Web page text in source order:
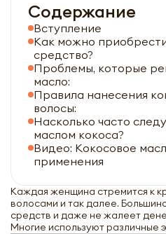
Каждая женщина стремится к
волосами и так далее.
средств и даже не жалеет
Многие используют различные
Содержание
Вступление
Как можно
средство?
Проблемы, которые
масло:
Правила нанесения
волосы:
Насколько часто
маслом кокоса?
Видео: Кокосовое
применения